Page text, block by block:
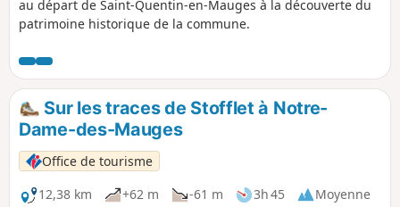
au départ de Saint-Quentin-en-Mauges à la découverte du
patrimoine historique de la commune.
Sur les traces de Stofflet à Notre-
Dame-des-Mauges
Office de tourisme
12,38 km
+62 m -61 m 3h 45
Moyenne